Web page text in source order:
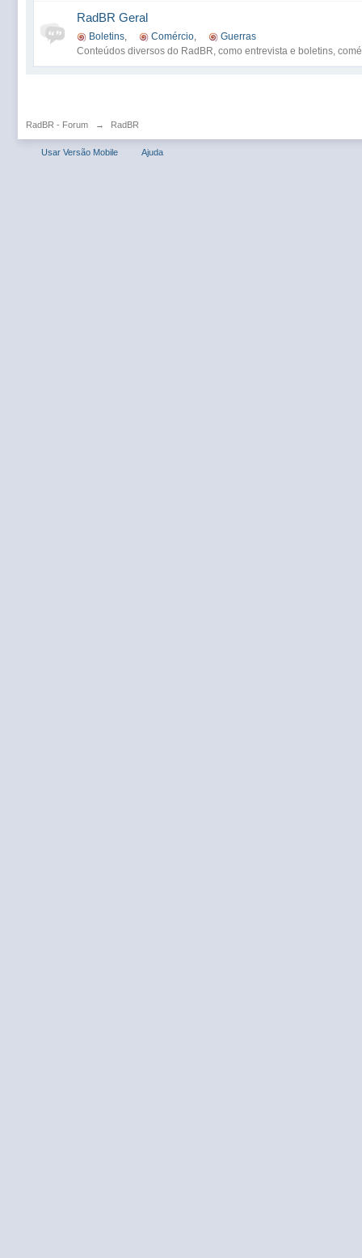
RadBR Geral
Boletins, Comércio,
Guerras
Conteúdos diversos do RadBR, como entrevista e boletins,
RadBR - Forum → RadBR
Usar Versão Mobile Ajuda